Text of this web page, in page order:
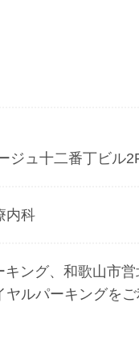
ジュ十二番丁ビル
内科
ング、和歌山市
ヤルパーキングを